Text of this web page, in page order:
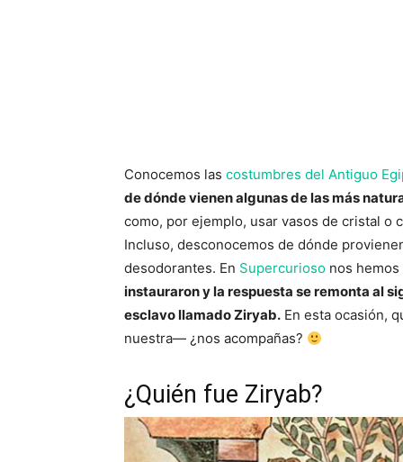
Conocemos las costumbres del Antiguo
de dónde vienen algunas de las más
como, por ejemplo, usar vasos de cristal o
Incluso, desconocemos de dónde
desodorantes. En Supercurioso nos
instauraron y la respuesta se remonta al
esclavo llamado Ziryab. En esta ocasión,
nuestra— ¿nos acompañas?
¿Quién fue Ziryab?